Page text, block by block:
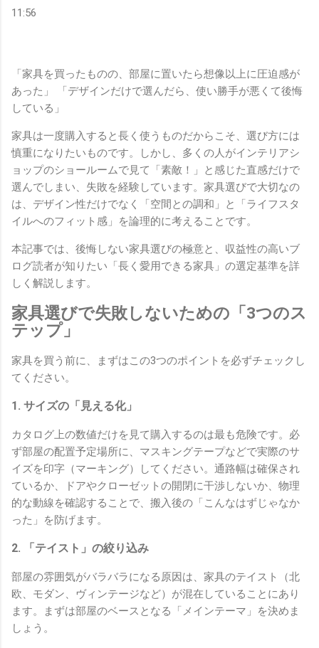
11:56
「家具を買ったものの、部屋に置いたら想像以上に圧迫感が
あった」 「デザインだけで選んだら、使い勝手が悪くて後悔
している」
家具は一度購入すると長く使うものだからこそ、選び方には
慎重になりたいものです。しかし、多くの人がインテリアシ
ョップのショールームで見て「素敵！」と感じた直感だけで
選んでしまい、失敗を経験しています。家具選びで大切なの
は、デザイン性だけでなく「空間との調和」と「ライフスタ
イルへのフィット感」を論理的に考えることです。
本記事では、後悔しない家具選びの極意と、収益性の高いブ
ログ読者が知りたい「長く愛用できる家具」の選定基準を詳
しく解説します。
家具選びで失敗しないための「3つのス
テップ」
家具を買う前に、まずはこの3つのポイントを必ずチェックし
てください。
1. サイズの「見える化」
カタログ上の数値だけを見て購入するのは最も危険です。必
ず部屋の配置予定場所に、マスキングテープなどで実際のサ
イズを印字（マーキング）してください。通路幅は確保され
ているか、ドアやクローゼットの開閉に干渉しないか、物理
的な動線を確認することで、搬入後の「こんなはずじゃなか
った」を防げます。
2. 「テイスト」の絞り込み
部屋の雰囲気がバラバラになる原因は、家具のテイスト（北
欧、モダン、ヴィンテージなど）が混在していることにあり
ます。まずは部屋のベースとなる「メインテーマ」を決めま
しょう。